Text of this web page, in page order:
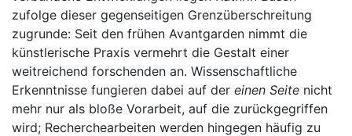
zufolge dieser gegenseitigen Grenzüberschreitung
zugrunde: Seit den frühen Avantgarden nimmt die
künstlerische Praxis vermehrt die Gestalt einer
weitreichend forschenden an. Wissenschaftliche
Erkenntnisse fungieren dabei auf der einen Seite nicht
mehr nur als bloße Vorarbeit, auf die zurückgegriffen
wird; Recherchearbeiten werden hingegen häufig zu